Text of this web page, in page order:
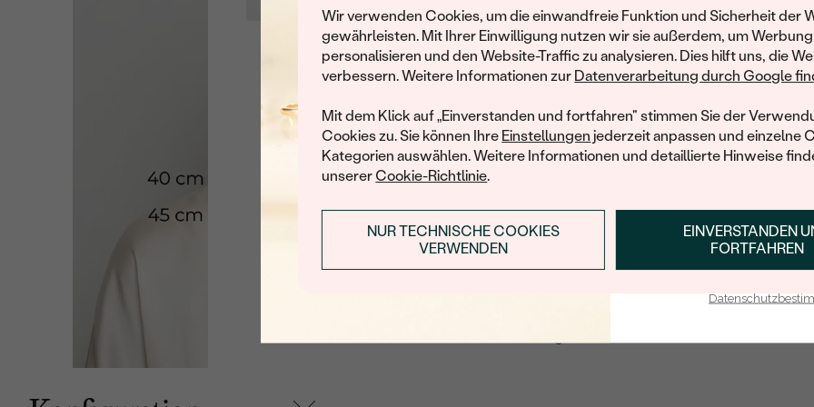
Wir verwenden Cookies, um die einwandfreie Funktion und Sicherheit der
gewährleisten. Mit Ihrer Einwilligung nutzen wir sie außerdem, um Werbung
personalisieren und den Website-Traffic zu analysieren. Dies hilft uns, die
verbessern. Weitere Informationen zur Datenverarbeitung durch Google
Mit dem Klick auf „Einverstanden und fortfahren" stimmen Sie der
Cookies zu. Sie können Ihre Einstellungen jederzeit anpassen und einzelne
Kategorien auswählen. Weitere Informationen und detaillierte Hinweise
unserer Cookie-Richtlinie.
EINVERSTANDEN
FORTFAHREN
NUR TECHNISCHE COOKIES
VERWENDEN
Leider hat dieses Schmuckstück bereits seinen Besitzer
informiert werden möchten, hinterlassen Sie uns bitte Ihre E-
E-Mail
MIR EINE NACHRICHT SENDEN, WENN
Mit meinem Klicken bestätige ich, dass ich die
Werden Sie Teil
und entdecken Sie die
gefertigten Schmucks
Ihren ersten
ANMELDEN &
E-Mail-Adresse je bei uns in